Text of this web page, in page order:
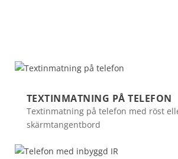
TEXTINMATNING PÅ TELEFON
Textinmatning på telefon med röst
skärmtangentbord